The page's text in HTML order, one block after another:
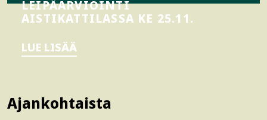
LEIPÄARVIOINTI
AISTIKATTILASSA KE 25.11.
LUE LISÄÄ
Ajankohtaista